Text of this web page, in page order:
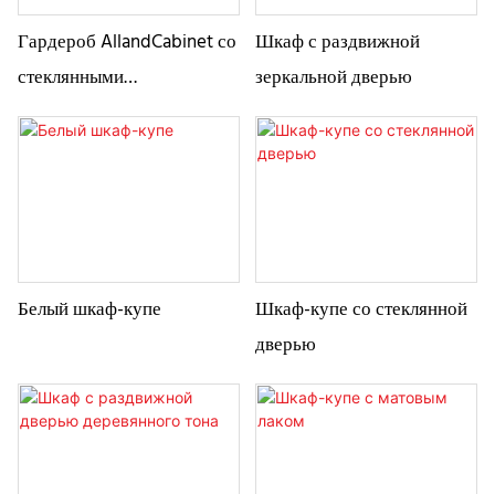
Гардероб AllandCabinet со
стеклянными
раздвижными дверями и
текстурой орехового
Шкаф с раздвижной
зеркальной дверью
Белый шкаф-купе
Шкаф-купе со стеклянной
дверью